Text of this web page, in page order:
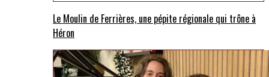
Le Moulin de Ferrières, une pépite régionale qui trône à
Héron